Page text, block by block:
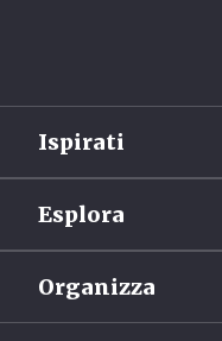
Ispirati
Esplora
Organizza